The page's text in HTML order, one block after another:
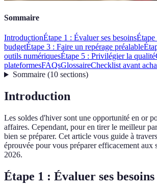
Sommaire
IntroductionÉtape 1 : Évaluer ses besoins
budgetÉtape 3 : Faire un repérage préalable
outils numériquesÉtape 5 : Privilégier la qualité
plateformesFAQsGlossaireChecklist avant
Sommaire(10 sections)
Introduction
Les soldes d'hiver sont une opportunité en or
affaires. Cependant, pour en tirer le meilleur
bien se préparer. Cet article vous guide à
éprouvée pour vous préparer efficacement aux
2026.
Étape 1 : Évaluer ses besoins